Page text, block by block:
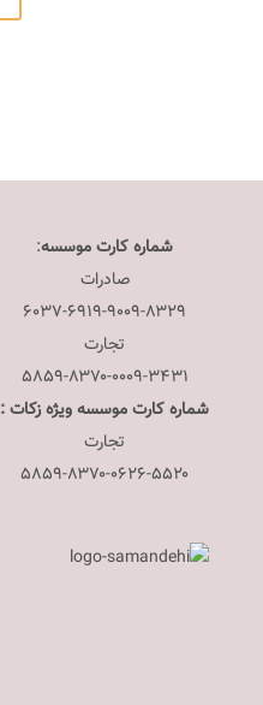
شماره کارت موسسه:
صادرات
۶۰۳۷-۶۹۱۹-۹۰۰۹-۸۳۲۹
تجارت
۵۸۵۹-۸۳۷۰-۰۰۰۹-۳۴۳۱
شماره کارت موسسه ویژه زکات :
تجارت
۵۸۵۹-۸۳۷۰-۰۶۲۶-۵۵۲۰